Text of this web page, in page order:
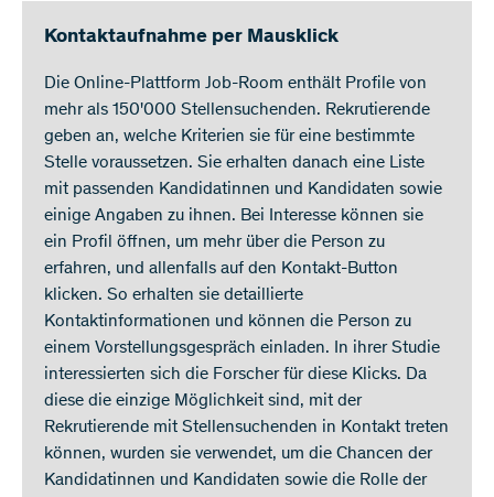
Kontaktaufnahme per Mausklick
Die Online-Plattform Job-Room enthält Profile von
mehr als 150'000 Stellensuchenden. Rekrutierende
geben an, welche Kriterien sie für eine bestimmte
Stelle voraussetzen. Sie erhalten danach eine Liste
mit passenden Kandidatinnen und Kandidaten sowie
einige Angaben zu ihnen. Bei Interesse können sie
ein Profil öffnen, um mehr über die Person zu
erfahren, und allenfalls auf den Kontakt-Button
klicken. So erhalten sie detaillierte
Kontaktinformationen und können die Person zu
einem Vorstellungsgespräch einladen. In ihrer Studie
interessierten sich die Forscher für diese Klicks. Da
diese die einzige Möglichkeit sind, mit der
Rekrutierende mit Stellensuchenden in Kontakt treten
können, wurden sie verwendet, um die Chancen der
Kandidatinnen und Kandidaten sowie die Rolle der